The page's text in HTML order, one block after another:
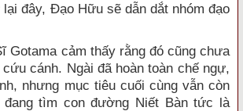
đây, Đạo Hữu sẽ dẫn dắt nhóm đạo
Gotama cảm thấy rằng đó cũng chưa
cánh. Ngài đã hoàn toàn chế ngự,
nhưng mục tiêu cuối cùng vẫn còn
tìm con đường Niết Bàn tức là